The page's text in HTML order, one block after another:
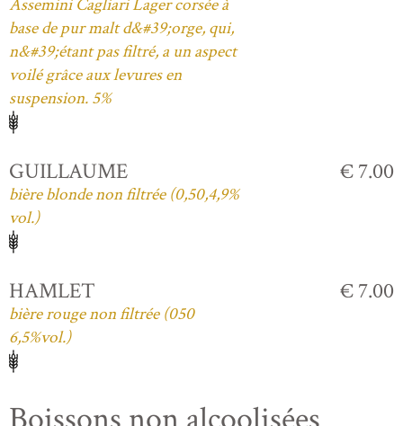
Assemini Cagliari Lager corsée à
base de pur malt d&#39;orge, qui,
n&#39;étant pas filtré, a un aspect
voilé grâce aux levures en
suspension. 5%
GUILLAUME
bière blonde non filtrée (0,50,4,9%
vol.)
€ 7.00
HAMLET
bière rouge non filtrée (050
6,5%vol.)
€ 7.00